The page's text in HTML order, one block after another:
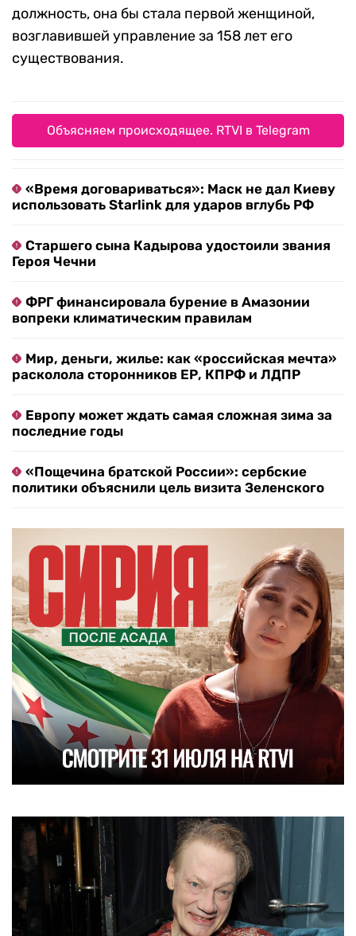
должность, она бы стала первой женщиной,
возглавившей управление за 158 лет его
существования.
Объясняем происходящее. RTVI в Telegram
«Время договариваться»: Маск не дал Киеву
использовать Starlink для ударов вглубь РФ
Старшего сына Кадырова удостоили звания
Героя Чечни
ФРГ финансировала бурение в Амазонии
вопреки климатическим правилам
Мир, деньги, жилье: как «российская мечта»
расколола сторонников ЕР, КПРФ и ЛДПР
Европу может ждать самая сложная зима за
последние годы
«Пощечина братской России»: сербские
политики объяснили цель визита Зеленского